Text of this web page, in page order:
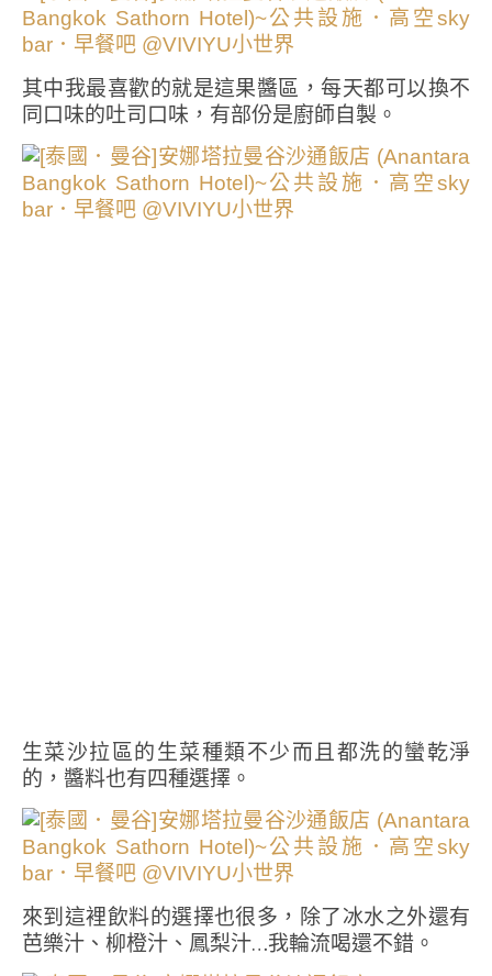
其中我最喜歡的就是這果醬區，每天都可以換不
同口味的吐司口味，有部份是廚師自製。
生菜沙拉區的生菜種類不少而且都洗的蠻乾淨
的，醬料也有四種選擇。
來到這裡飲料的選擇也很多，除了冰水之外還有
芭樂汁、柳橙汁、鳳梨汁…我輪流喝還不錯。